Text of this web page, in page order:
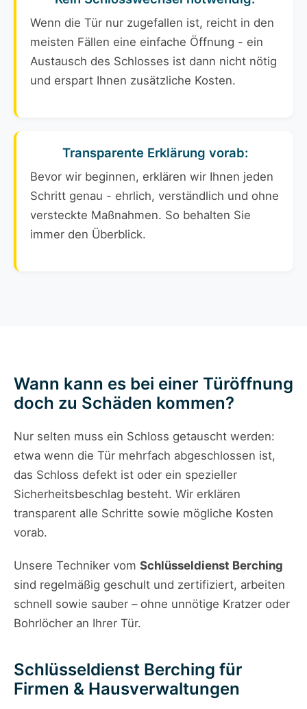
Wenn die Tür nur zugefallen ist, reicht in den
meisten Fällen eine einfache Öffnung - ein
Austausch des Schlosses ist dann nicht nötig
und erspart Ihnen zusätzliche Kosten.
Transparente Erklärung vorab:
Bevor wir beginnen, erklären wir Ihnen jeden
Schritt genau - ehrlich, verständlich und ohne
versteckte Maßnahmen. So behalten Sie
immer den Überblick.
Wann kann es bei einer Türöffnung
doch zu Schäden kommen?
Nur selten muss ein Schloss getauscht werden:
etwa wenn die Tür mehrfach abgeschlossen ist,
das Schloss defekt ist oder ein spezieller
Sicherheitsbeschlag besteht. Wir erklären
transparent alle Schritte sowie mögliche Kosten
vorab.
Unsere Techniker vom Schlüsseldienst Berching
sind regelmäßig geschult und zertifiziert, arbeiten
schnell sowie sauber – ohne unnötige Kratzer oder
Bohrlöcher an Ihrer Tür.
Schlüsseldienst Berching für
Firmen & Hausverwaltungen